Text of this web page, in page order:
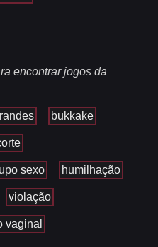
encontrar jogos da
bukkake
sexo humilhação
violação
vaginal